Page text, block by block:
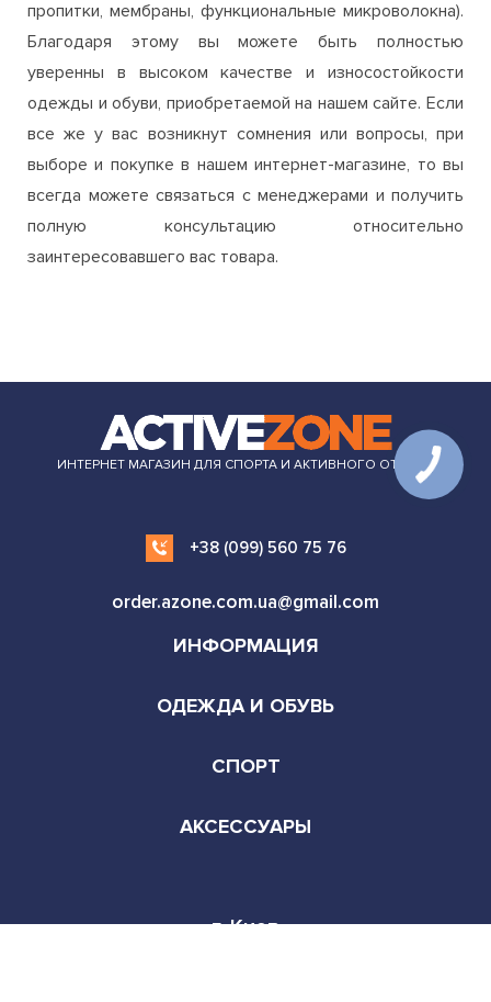
пропитки, мембраны, функциональные микроволокна).
Благодаря этому вы можете быть полностью
уверенны в высоком качестве и износостойкости
одежды и обуви, приобретаемой на нашем сайте. Если
все же у вас возникнут сомнения или вопросы, при
выборе и покупке в нашем интернет-магазине, то вы
всегда можете связаться с менеджерами и получить
полную консультацию относительно
заинтересовавшего вас товара.
ИНТЕРНЕТ МАГАЗИН ДЛЯ СПОРТА И АКТИВНОГО ОТДЫХА
+38 (099) 560 75 76
order.azone.com.ua@gmail.com
ИНФОРМАЦИЯ
ОДЕЖДА И ОБУВЬ
СПОРТ
АКСЕССУАРЫ
г. Киев